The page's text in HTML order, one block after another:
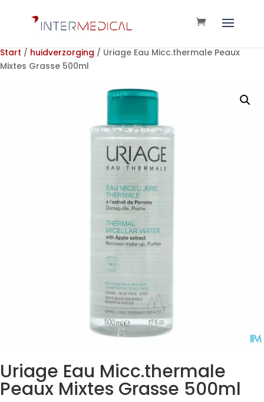
Start / huidverzorging / Uriage Eau Micc.thermale Peaux
Mixtes Grasse 500ml
Uriage Eau Micc.thermale
Peaux Mixtes Grasse 500ml